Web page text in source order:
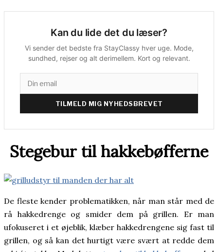
Kan du lide det du læser?
Vi sender det bedste fra StayClassy hver uge. Mode,
sundhed, rejser og alt derimellem. Kort og relevant.
TILMELD MIG NYHEDSBREVET
Stegebur til hakkebøfferne
De fleste kender problematikken, når man står med de
rå hakkedrenge og smider dem på grillen. Er man
ufokuseret i et øjeblik, klæber hakkedrengene sig fast til
grillen, og så kan det hurtigt være svært at redde dem